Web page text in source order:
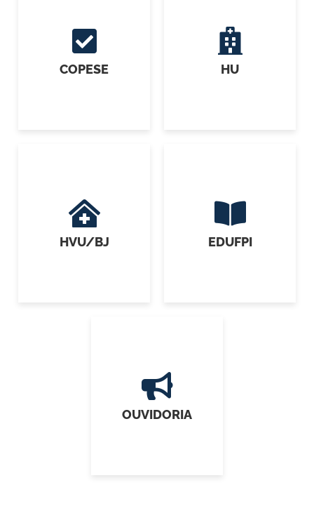
COPESE HU
HVU/BJ EDUFPI
OUVIDORIA